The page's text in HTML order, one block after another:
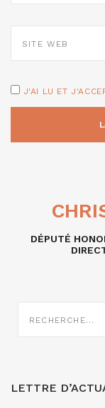
WEB
J'AI LU ET
DÉPUTÉ
SUR
LETTRE